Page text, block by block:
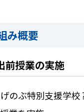
み概要
授業の実施
のぶ特別支援学